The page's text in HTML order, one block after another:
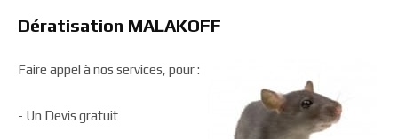
Dératisation MALAKOFF
Faire appel à nos services, pour :
- Un Devis gratuit